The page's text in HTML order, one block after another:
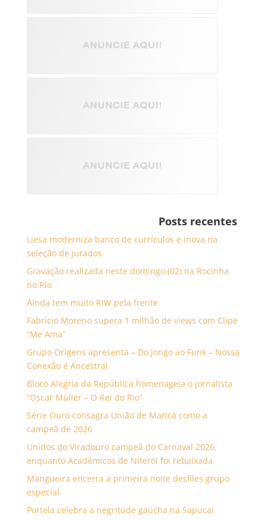
Posts recentes
Liesa moderniza banco de currículos e inova na
seleção de jurados
Gravação realizada neste domingo (02) na Rocinha
no Rio
Ainda tem muito RIW pela frente
Fabrício Moreno supera 1 milhão de views com Clipe
“Me Ama”
Grupo Origens apresenta – Do Jongo ao Funk – Nossa
Conexão é Ancestral
Bloco Alegria da República homenageia o jornalista
“Oscar Müller – O Rei do Rio”
Série Ouro consagra União de Maricá como a
campeã de 2026
Unidos do Viradouro campeã do Carnaval 2026,
enquanto Acadêmicos de Niterói foi rebaixada
Mangueira encerra a primeira noite desfiles grupo
especial
Portela celebra a negritude gaúcha na Sapucaí